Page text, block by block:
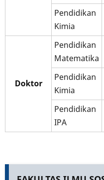
Pendidikan
Kimia
Doktor
Pendidikan
Matematika
Pendidikan
Kimia
Pendidikan
IPA